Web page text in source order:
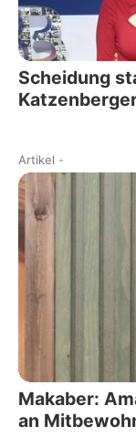
Scheidung
Artikel -
Makaber:
an